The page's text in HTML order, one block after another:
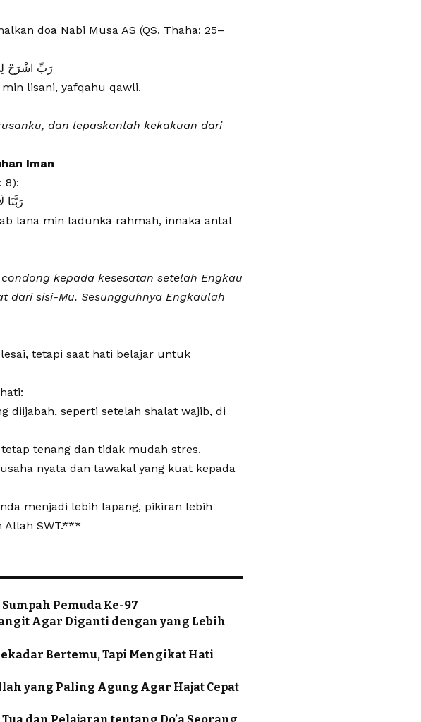
doa Nabi Musa AS (QS. Thaha: 25–
​رَبِّ اشْرَحْ
lisani, yafqahu qawli.
dan lepaskanlah kekakuan dari
Iman
8):
​رَبَّنَا
lana min ladunka rahmah, innaka antal
kepada kesesatan setelah Engkau
dari sisi-Mu. Sesungguhnya Engkaulah
tetapi saat hati belajar untuk
diijabah, seperti setelah shalat wajib, di
tenang dan tidak mudah stres.
nyata dan tawakal yang kuat kepada
menjadi lebih lapang, pikiran lebih
Allah SWT.***
Pemuda Ke-97
Agar Diganti dengan yang Lebih
Bertemu, Tapi Mengikat Hati
yang Paling Agung Agar Hajat Cepat